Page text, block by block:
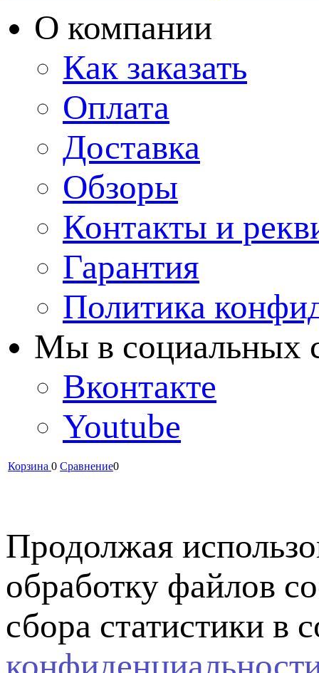
О компании
Как заказать
Оплата
Доставка
Обзоры
Контакты и
Гарантия
Политика
Мы в cоциальных
Вконтакте
Youtube
Корзина 0 Сравнение0
Продолжая
обработку файлов
сбора статистики в